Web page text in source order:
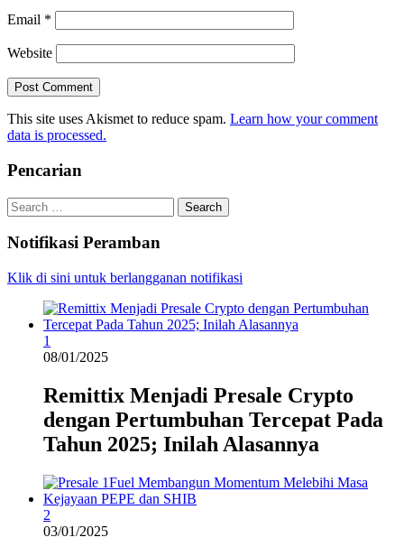
Email *
Website
This site uses Akismet to reduce spam. Learn how your comment
data is processed.
Pencarian
Search
for:
Notifikasi Peramban
Klik di sini untuk berlangganan notifikasi
1
08/01/2025
Remittix Menjadi Presale Crypto
dengan Pertumbuhan Tercepat Pada
Tahun 2025; Inilah Alasannya
2
03/01/2025